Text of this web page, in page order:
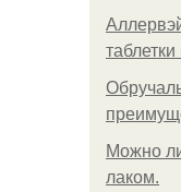
Можно
лаком.